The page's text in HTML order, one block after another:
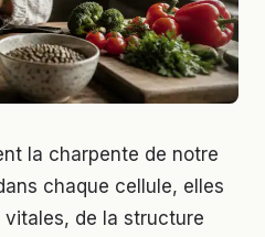
la charpente de notre
chaque cellule, elles
de la structure